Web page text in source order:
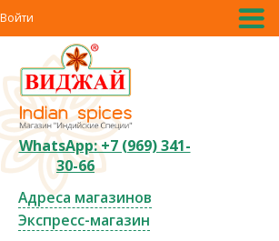
Войти
WhatsApp: +7 (969) 341-
30-66
Адреса магазинов
Экспресс-магазин